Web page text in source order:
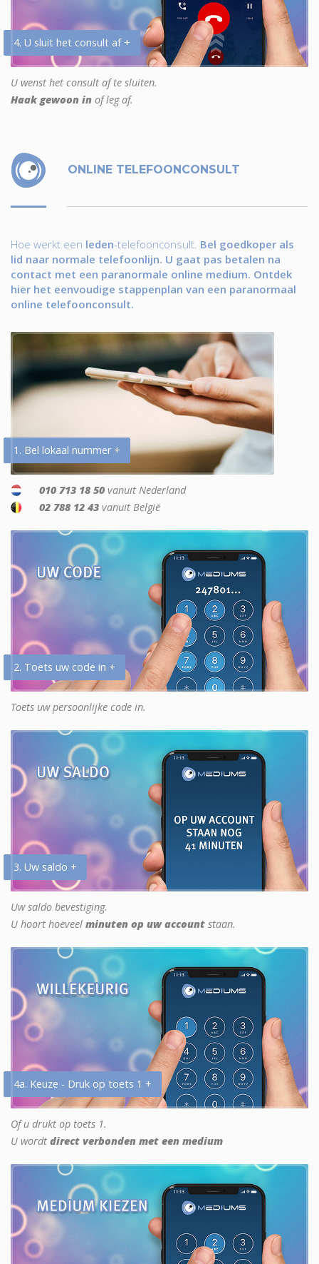
4. U sluit het consult af +
U wenst het consult af te sluiten.
Haak gewoon in of leg af.
ONLINE TELEFOONCONSULT
Hoe werkt een leden-telefoonconsult. Bel goedkoper als
lid naar normale telefoonlijn. U gaat pas betalen na
contact met een paranormale online medium. Ontdek
hier het eenvoudige stappenplan van een paranormaal
online telefoonconsult.
1. Bel lokaal nummer +
010 713 18 50 vanuit Nederland
02 788 12 43 vanuit België
2. Toets uw code in +
Toets uw persoonlijke code in.
3. Uw saldo +
Uw saldo bevestiging.
U hoort hoeveel minuten op uw account staan.
4a. Keuze - Druk op toets 1 +
Of u drukt op toets 1.
U wordt direct verbonden met een medium